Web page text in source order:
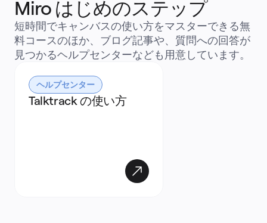
Miro はじめのステップ
短時間でキャンバスの使い方をマスターできる無
料コースのほか、ブログ記事や、質問への回答が
見つかるヘルプセンターなども用意しています。
ヘルプセンター
Talktrack の使い方